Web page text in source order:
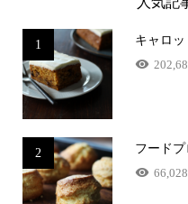
1
キャロ
2
フードプ